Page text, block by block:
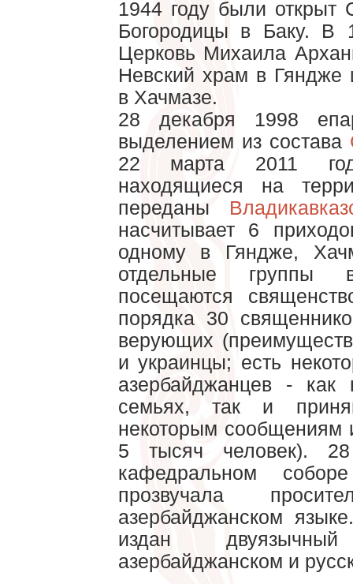
1944 году были открыт
Богородицы в Баку. В
Церковь Михаила
Невский храм в Гяндже
в Хачмазе.
28 декабря 1998
выделением из состава
22 марта 2011
находящиеся на
переданы
насчитывает 6
одному в Гяндже,
отдельные группы
посещаются
порядка 30
верующих
и украинцы; есть
азербайджанцев -
семьях, так и
некоторым сообщениям
5 тысяч человек).
кафедральном
прозвучала
азербайджанском
издан
азербайджанском и